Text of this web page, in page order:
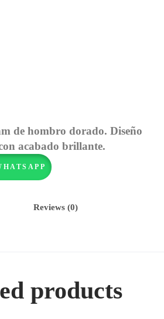
de hombro dorado. Diseño
acabado brillante.
Reviews (0)
products